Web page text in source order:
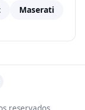
Maserati